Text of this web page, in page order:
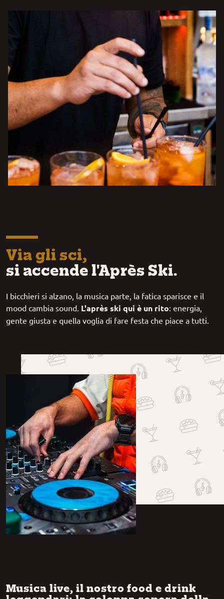
Via gli sci,
si accende l'Après Ski.
I bicchieri si alzano, la musica parte, la fatica sparisce e il
mood cambia sound. L'après ski qui è un rito: energia,
gente giusta e quella voglia di fare festa che piace a tutti.
Musica live, il nostro food e drink